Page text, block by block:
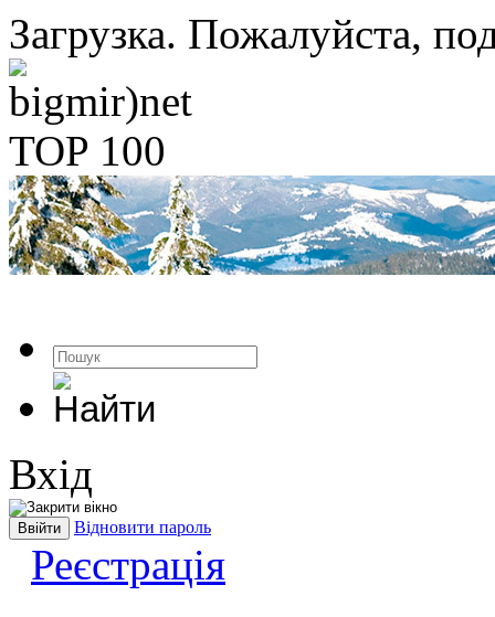
Загрузка. Пожалуйста,
Вхід
Відновити пароль
Реєстрація